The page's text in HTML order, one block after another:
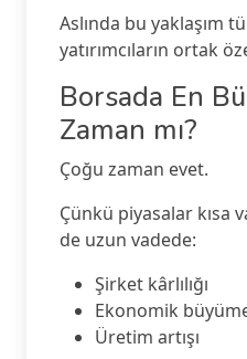
Aslında bu yaklaşım
yatırımcıların ortak
Borsada En
Zaman mı?
Çoğu zaman evet.
Çünkü piyasalar kısa
de uzun vadede:
Şirket kârlılığı
Ekonomik
Üretim artışı